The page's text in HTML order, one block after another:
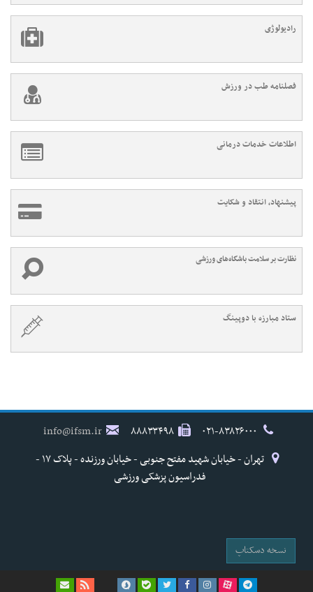
رادیولوژی
فصلنامه طب در ورزش
اطلاعات خدمات درمانی
پیشنهاد، انتقاد و شکایت
نظارت بر سلامت باشگاه‌های ورزشی
ستاد مبارزه با دوپینگ
۸۸۸۳۳۴۹۸
info@ifsm.ir
تهران - خیابان شهید مفتح جنوبی - خیابان ورزنده - پلاک ۱۷ -
فدراسیون پزشکی ورزشی
نسخه دسکتاپ